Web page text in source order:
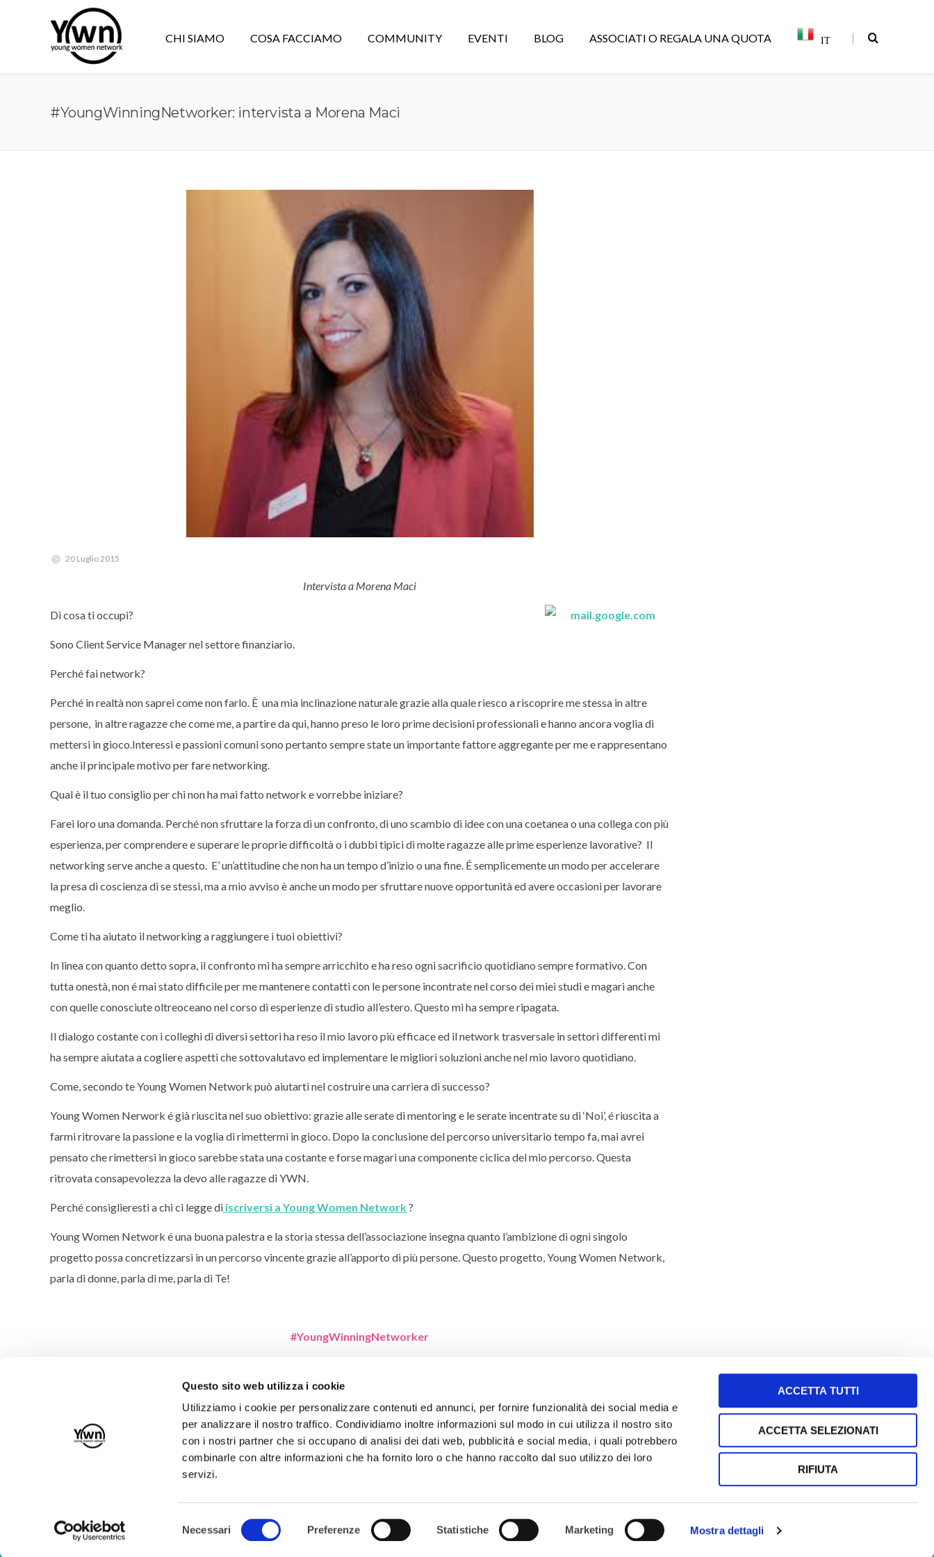
Questo sito web utilizza i cookie
Utilizziamo i cookie per personalizzare contenuti ed annunci, per fornire funzionalità dei social media e
per analizzare il nostro traffico. Condividiamo inoltre informazioni sul modo in cui utilizza il nostro sito
con i nostri partner che si occupano di analisi dei dati web, pubblicità e social media, i quali potrebbero
combinarle con altre informazioni che ha fornito loro o che hanno raccolto dal suo utilizzo dei loro
servizi.
del
Necessari Preferenze Statistiche Marketing Mostra dettagli
ACCETTA TUTTI
ACCETTA SELEZIONATI
RIFIUTA
CHI SIAMO COSA FACCIAMO COMMUNITY EVENTI BLOG ASSOCIATI O REGALA UNA QUOTA IT |
#YoungWinningNetworker: intervista a Morena Maci
20 Luglio 2015
Intervista a Morena Maci
Di cosa ti occupi?
Sono Client Service Manager nel settore finanziario.
Perché fai network?
Perché in realtà non saprei come non farlo. È una mia inclinazione naturale grazie alla quale riesco a riscoprire me stessa in altre
persone, in altre ragazze che come me, a partire da qui, hanno preso le loro prime decisioni professionali e hanno ancora voglia di
mettersi in gioco.Interessi e passioni comuni sono pertanto sempre state un importante fattore aggregante per me e rappresentano
anche il principale motivo per fare networking.
Qual è il tuo consiglio per chi non ha mai fatto network e vorrebbe iniziare?
Farei loro una domanda. Perché non sfruttare la forza di un confronto, di uno scambio di idee con una coetanea o una collega con più
esperienza, per comprendere e superare le proprie difficoltà o i dubbi tipici di molte ragazze alle prime esperienze lavorative? Il
networking serve anche a questo. E’ un’attitudine che non ha un tempo d’inizio o una fine. É semplicemente un modo per accelerare
la presa di coscienza di se stessi, ma a mio avviso è anche un modo per sfruttare nuove opportunità ed avere occasioni per lavorare
meglio.
Come ti ha aiutato il networking a raggiungere i tuoi obiettivi?
In linea con quanto detto sopra, il confronto mi ha sempre arricchito e ha reso ogni sacrificio quotidiano sempre formativo. Con
tutta onestà, non é mai stato difficile per me mantenere contatti con le persone incontrate nel corso dei miei studi e magari anche
con quelle conosciute oltreoceano nel corso di esperienze di studio all’estero. Questo mi ha sempre ripagata.
Il dialogo costante con i colleghi di diversi settori ha reso il mio lavoro più efficace ed il network trasversale in settori differenti mi
ha sempre aiutata a cogliere aspetti che sottovalutavo ed implementare le migliori soluzioni anche nel mio lavoro quotidiano.
Come, secondo te Young Women Network può aiutarti nel costruire una carriera di successo?
Young Women Nerwork é già riuscita nel suo obiettivo: grazie alle serate di mentoring e le serate incentrate su di ‘Noi’, é riuscita a
farmi ritrovare la passione e la voglia di rimettermi in gioco. Dopo la conclusione del percorso universitario tempo fa, mai avrei
pensato che rimettersi in gioco sarebbe stata una costante e forse magari una componente ciclica del mio percorso. Questa
ritrovata consapevolezza la devo alle ragazze di YWN.
Perché consiglieresti a chi ci legge di iscriversi a Young Women Network?
Young Women Network é una buona palestra e la storia stessa dell’associazione insegna quanto l’ambizione di ogni singolo
progetto possa concretizzarsi in un percorso vincente grazie all’apporto di più persone. Questo progetto, Young Women Network,
parla di donne, parla di me, parla di Te!
#YoungWinningNetworker
Iscriviti alla nostra Newsletter! Ho letto e accetto i termini e le condizioni
Young Women Network
COSA FACCIAMO
SEGUI le nostre storie sui social!